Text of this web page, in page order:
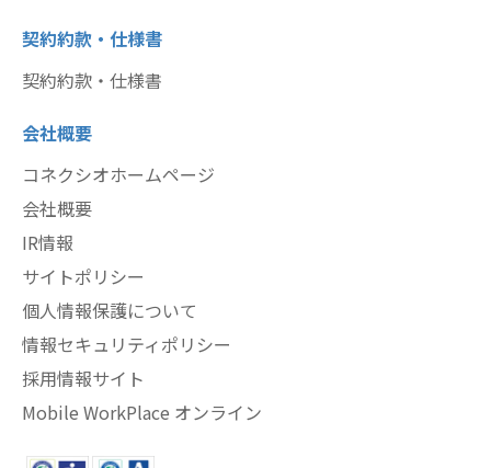
契約約款・仕様書
契約約款・仕様書
会社概要
コネクシオホームページ
会社概要
IR情報
サイトポリシー
個人情報保護について
情報セキュリティポリシー
採用情報サイト
Mobile WorkPlace オンライン